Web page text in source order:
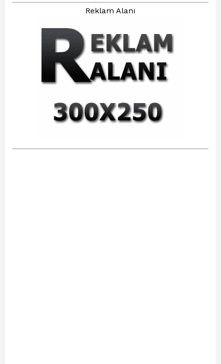
Reklam Alanı